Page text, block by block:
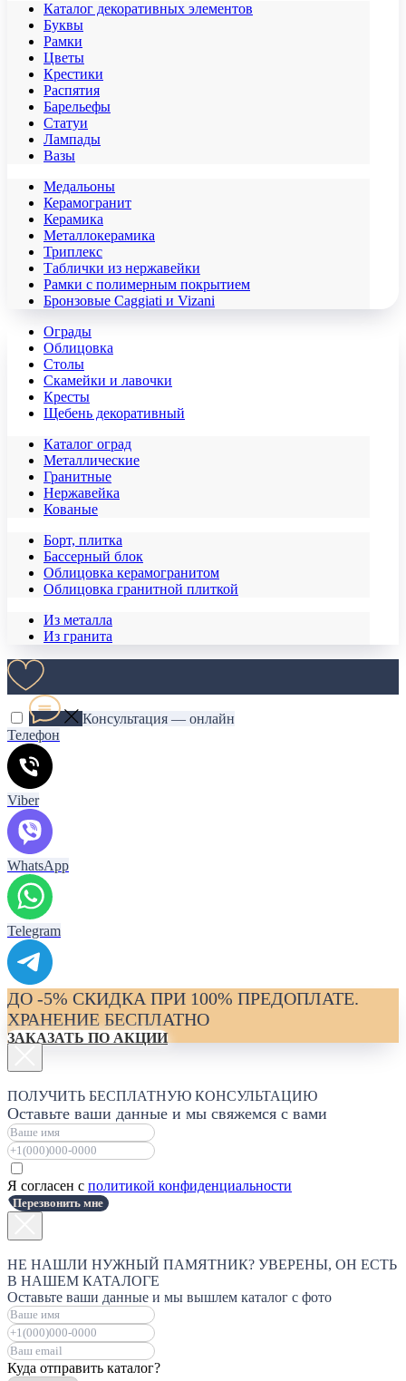
Каталог декоративных элементов
Буквы
Рамки
Цветы
Крестики
Распятия
Барельефы
Статуи
Лампады
Вазы
Медальоны
Керамогранит
Керамика
Металлокерамика
Триплекс
Таблички из нержавейки
Рамки с полимерным покрытием
Бронзовые Caggiati и Vizani
Ограды
Облицовка
Столы
Скамейки и лавочки
Кресты
Щебень декоративный
Каталог оград
Металлические
Гранитные
Нержавейка
Кованые
Борт, плитка
Бассерный блок
Облицовка керамогранитом
Облицовка гранитной плиткой
Из металла
Из гранита
Консультация — онлайн
Телефон
Viber
WhatsApp
Telegram
ДО -5% СКИДКА ПРИ 100% ПРЕДОПЛАТЕ.
ХРАНЕНИЕ БЕСПЛАТНО
ЗАКАЗАТЬ ПО АКЦИИ
ПОЛУЧИТЬ БЕСПЛАТНУЮ КОНСУЛЬТАЦИЮ
Оставьте ваши данные и мы свяжемся с вами
Я согласен с политикой конфиденциальности
Перезвонить мне
НЕ НАШЛИ НУЖНЫЙ ПАМЯТНИК? УВЕРЕНЫ, ОН ЕСТЬ
В НАШЕМ КАТАЛОГЕ
Оставьте ваши данные и мы вышлем каталог с фото
Куда отправить каталог?